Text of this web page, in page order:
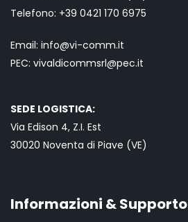
Telefono: +39 0421 170 6975
Email: info@vi-comm.it
PEC: vivaldicommsrl@pec.it
SEDE LOGISTICA:
Via Edison 4, Z.I. Est
30020 Noventa di Piave (VE)
Informazioni & Supporto